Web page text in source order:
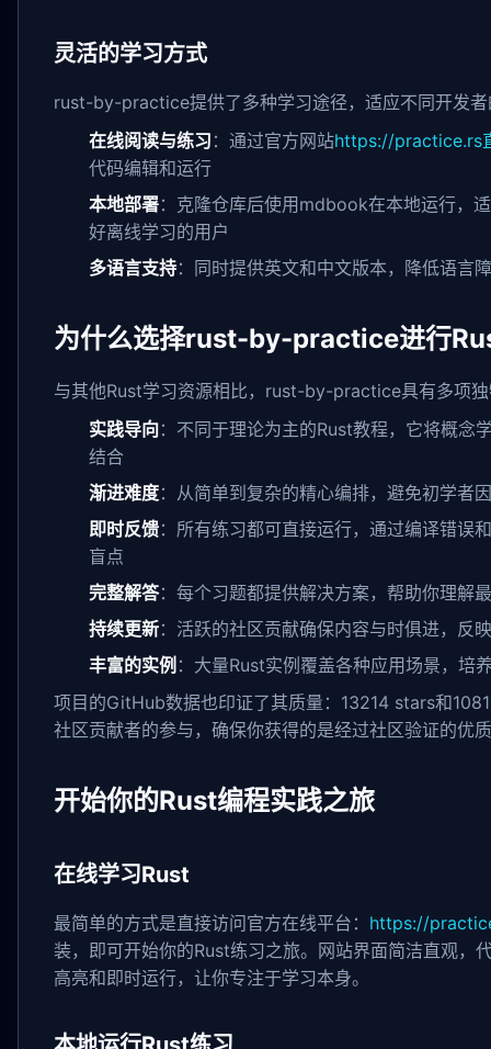
灵活的学习方式
rust-by-practice提供了多种学习途径，适应不同开发者
在线阅读与练习 ：通过官方网站https://practice.rs
代码编辑和运行
本地部署：克隆仓库后使用mdbook在本地运行，
好离线学习的用户
多语言支持：同时提供英文和中文版本，降低语言
为什么选择rust-by-practice进行
与其他Rust学习资源相比，rust-by-practice具有多项
实践导向：不同于理论为主的Rust教程，它将概念
结合
渐进难度：从简单到复杂的精心编排，避免初学者
即时反馈：所有练习都可直接运行，通过编译错误
盲点
完整解答：每个习题都提供解决方案，帮助你理解
持续更新：活跃的社区贡献确保内容与时俱进，反
丰富的实例 ：大量Rust实例覆盖各种应用场景，培
项目的GitHub数据也印证了其质量：13214 stars和
社区贡献者的参与，确保你获得的是经过社区验证的优
开始你的Rust编程实践之旅
在线学习Rust
最简单的方式是直接访问官方在线平台： https://
装，即可开始你的Rust练习之旅。网站界面简洁直观，
高亮和即时运行，让你专注于学习本身。